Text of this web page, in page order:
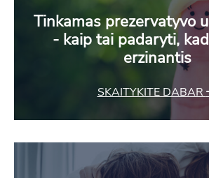
Tinkamas prezervatyvo
- kaip tai padaryti,
erzinantis
SKAITYKITE DABAR